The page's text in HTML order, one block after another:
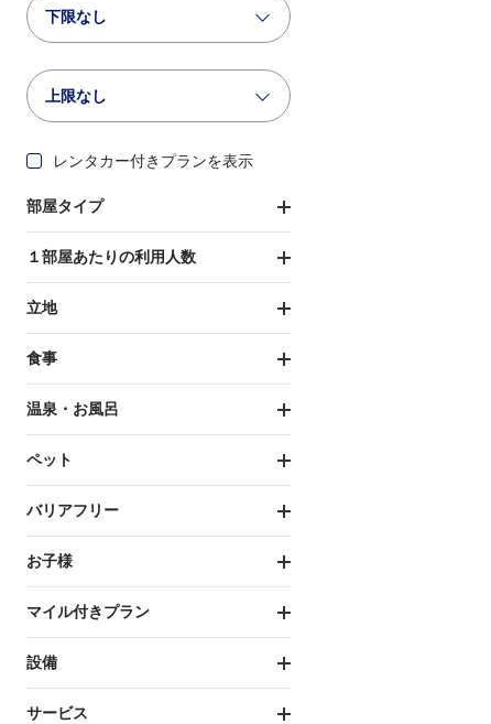
下限なし
上限なし
レンタカー付きプランを表示
部屋タイプ
１部屋あたりの利用人数
立地
食事
温泉・お風呂
ペット
バリアフリー
お子様
マイル付きプラン
設備
サービス